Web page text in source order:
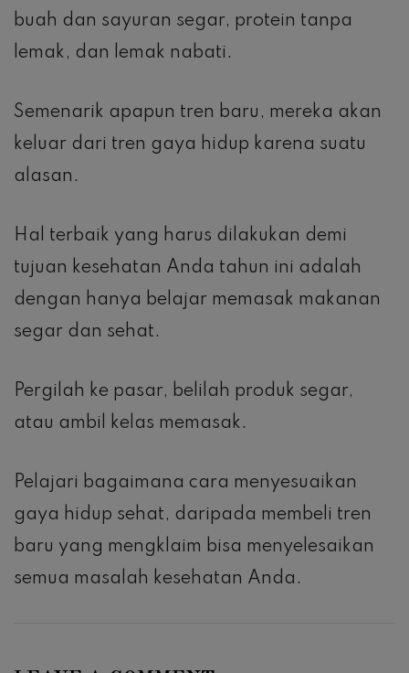
buah dan sayuran segar, protein tanpa
lemak, dan lemak nabati.
Semenarik apapun tren baru, mereka akan
keluar dari tren gaya hidup karena suatu
alasan.
Hal terbaik yang harus dilakukan demi
tujuan kesehatan Anda tahun ini adalah
dengan hanya belajar memasak makanan
segar dan sehat.
Pergilah ke pasar, belilah produk segar,
atau ambil kelas memasak.
Pelajari bagaimana cara menyesuaikan
gaya hidup sehat, daripada membeli tren
baru yang mengklaim bisa menyelesaikan
semua masalah kesehatan Anda.